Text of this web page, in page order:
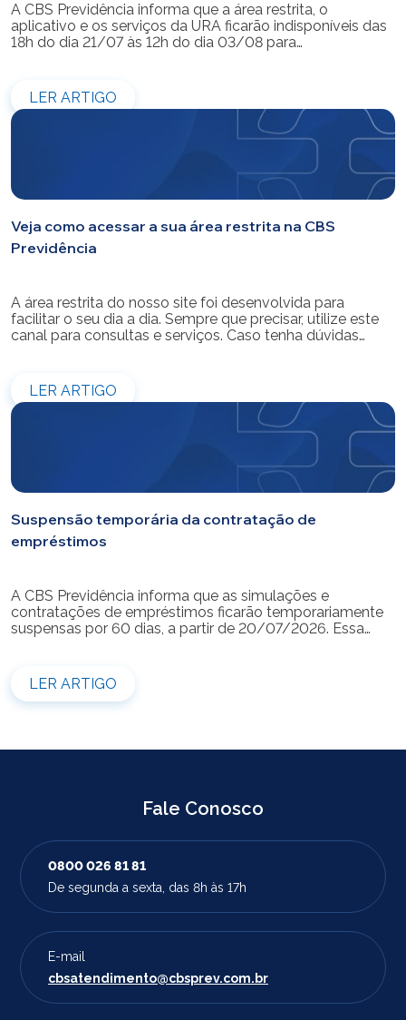
A CBS Previdência informa que a área restrita, o
aplicativo e os serviços da URA ficarão indisponíveis das
18h do dia 21/07 às 12h do dia 03/08 para
entre os dias 22/07 e 31/07. Reforçamos que as
simulações e contratações de empréstimos […]
LER ARTIGO
Veja como acessar a sua área restrita na CBS
Previdência
A área restrita do nosso site foi desenvolvida para
facilitar o seu dia a dia. Sempre que precisar, utilize este
canal para consultas e serviços. Caso tenha dúvidas
LER ARTIGO
Suspensão temporária da contratação de
empréstimos
A CBS Previdência informa que as simulações e
contratações de empréstimos ficarão temporariamente
suspensas por 60 dias, a partir de 20/07/2026. Essa
realizar novas simulações ou contratar empréstimos
pelos canais disponibilizados pela CBS Previdência.
Recomendamos que os participantes que […]
LER ARTIGO
Fale Conosco
0800 026 81 81
De segunda a sexta, das 8h às 17h
E-mail
cbsatendimento@cbsprev.com.br